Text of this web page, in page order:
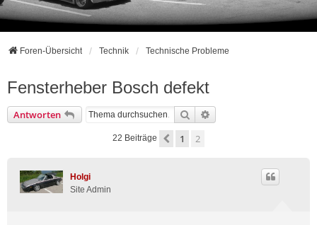
Foren-Übersicht Technik Technische Probleme
Fensterheber Bosch defekt
Antworten Suche
22 Beiträge Vorherige
1 2
Holgi
Site Admin